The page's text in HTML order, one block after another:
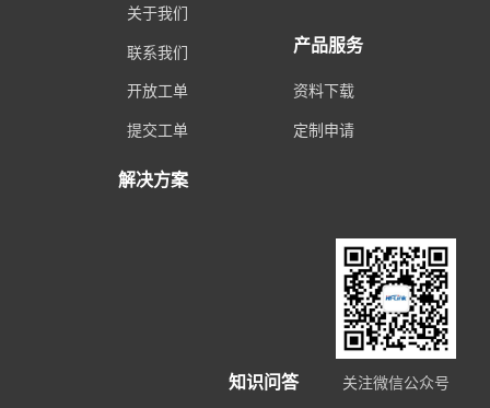
关于我们
联系我们
开放工单
提交工单
产品服务
资料下载
定制申请
知识问答
解决方案
关注微信公众号